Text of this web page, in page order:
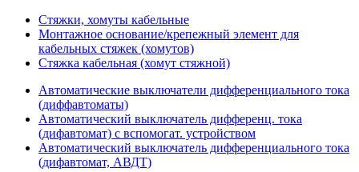
Стяжки, хомуты кабельные
Монтажное основание/крепежный элемент для
кабельных стяжек (хомутов)
Стяжка кабельная (хомут стяжной)
Автоматические выключатели дифференциального тока
(диффавтоматы)
Автоматический выключатель дифференц. тока
(дифавтомат) с вспомогат. устройством
Автоматический выключатель дифференциального тока
(дифавтомат, АВДТ)